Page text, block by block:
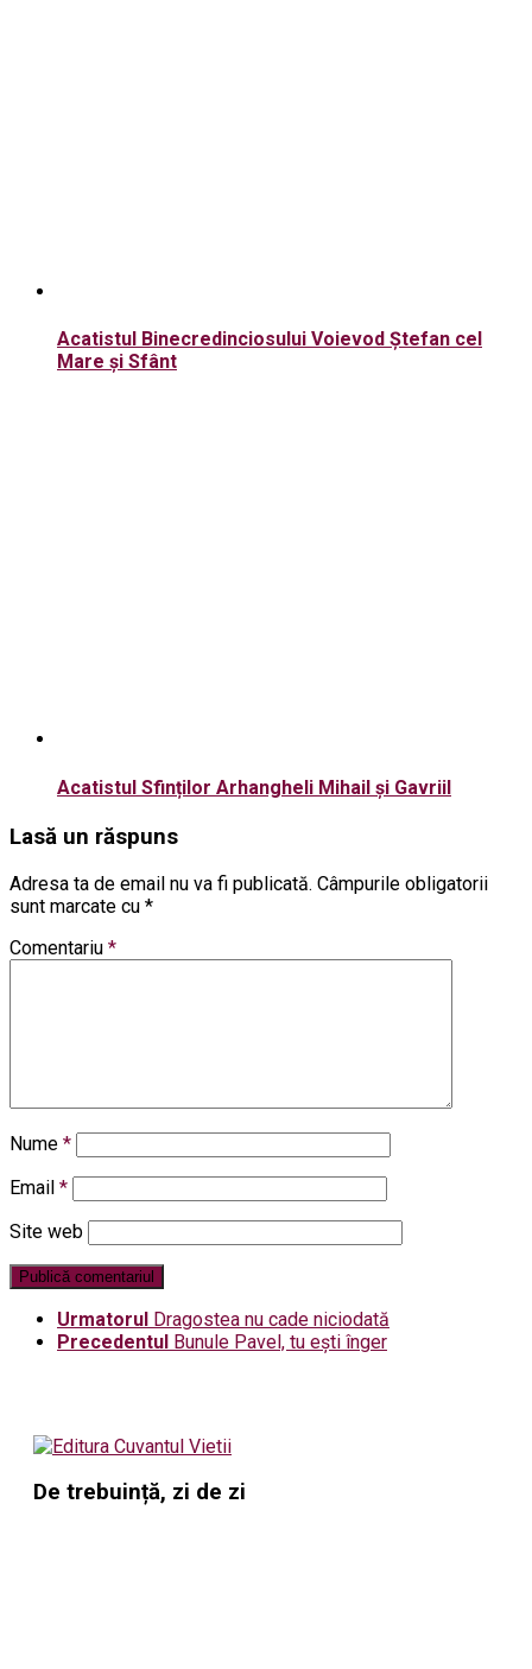
Acatistul Binecredinciosului Voievod Ștefan cel
Mare şi Sfânt
Acatistul Sfinților Arhangheli Mihail și Gavriil
Lasă un răspuns
Adresa ta de email nu va fi publicată. Câmpurile obligatorii
sunt marcate cu *
Comentariu *
Nume *
Email *
Site web
Urmatorul Dragostea nu cade niciodată
Precedentul Bunule Pavel, tu ești înger
De trebuință, zi de zi